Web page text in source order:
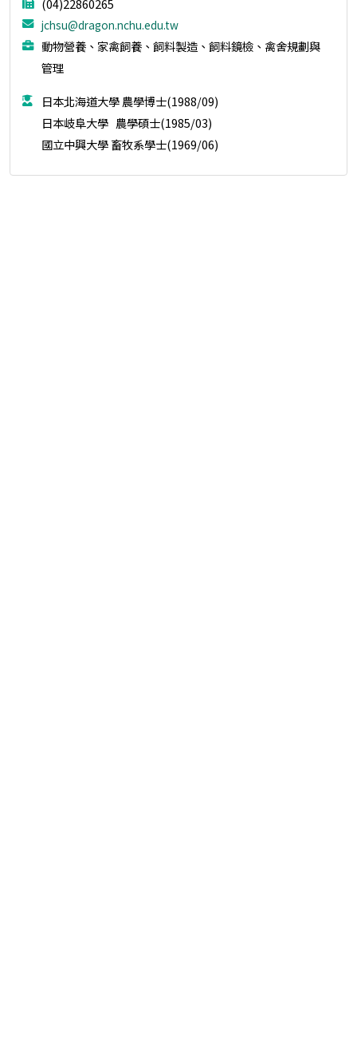
(04)22860265
jchsu@dragon.nchu.edu.tw
動物營養、家禽飼養、飼料製造、飼料鏡檢、禽舍規劃與
管理
日本北海道大學 農學博士(1988/09)
日本岐阜大學 農學碩士(1985/03)
國立中興大學 畜牧系學士(1969/06)